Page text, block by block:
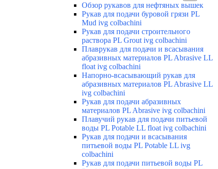
Обзор рукавов для нефтяных вышек
Рукав для подачи буровой грязи PL
Mud ivg colbachini
Рукав для подачи строительного
раствора PL Grout ivg colbachini
Плаврукав для подачи и всасывания
абразивных материалов PL Abrasive LL
float ivg colbachini
Напорно-всасывающий рукав для
абразивных материалов PL Abrasive LL
ivg colbachini
Рукав для подачи абразивных
материалов PL Abrasive ivg colbachini
Плавучий рукав для подачи питьевой
воды PL Potable LL float ivg colbachini
Рукав для подачи и всасывания
питьевой воды PL Potable LL ivg
colbachini
Рукав для подачи питьевой воды PL